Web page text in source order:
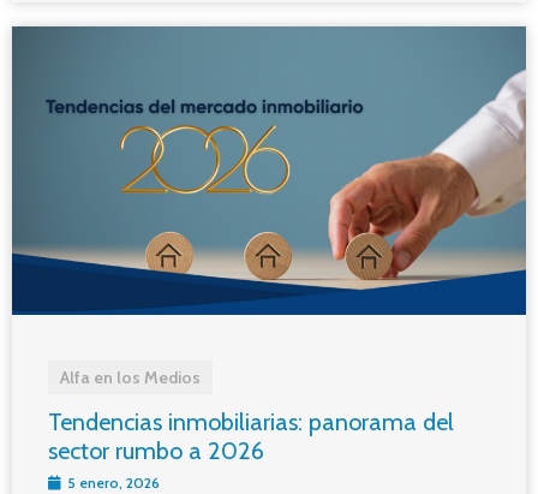
Alfa en los Medios
Tendencias inmobiliarias: panorama del
sector rumbo a 2026
5 enero, 2026